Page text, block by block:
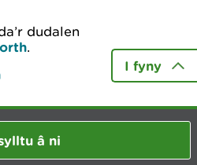
dudalen
.
I fyny
â ni